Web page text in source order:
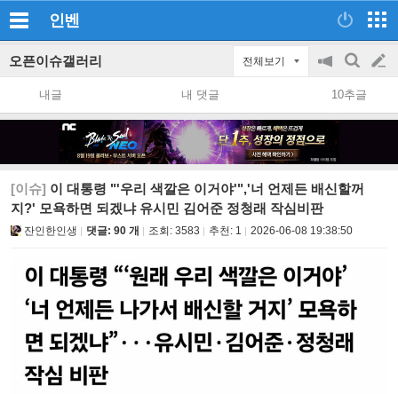
인벤
오픈이슈갤러리 전체보기
공
지
on/off
검
색
글
쓰
내글 내 댓글 10추글
[이슈] 이 대통령 "'우리 색깔은 이거야'",'너 언제든 배신할꺼
지?' 모욕하면 되겠냐 유시민 김어준 정청래 작심비판
잔인한인생 댓글: 90 개 조회: 3583 추천: 1 2026-06-08 19:38:50